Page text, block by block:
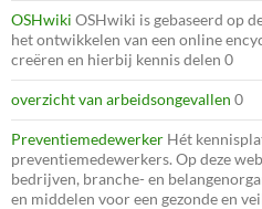
OSHwiki OSHwiki is gebaseerd op
het ontwikkelen van een online
creëren en hierbij kennis delen 0
overzicht van arbeidsongevallen 0
Preventiemedewerker Hét
preventiemedewerkers. Op deze
bedrijven, branche- en
en middelen voor een gezonde en